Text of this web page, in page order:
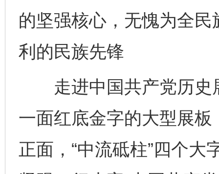
的坚强核心，无愧为全
利的民族先锋
走进中国共产党历史
一面红底金字的大型展板
正面，“中流砥柱”四个